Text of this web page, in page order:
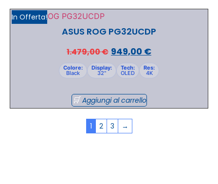
In Offerta!
ASUS ROG PG32UCDP
1.479,00€ 949,00 €
Colore:
Black
Display:
32"
Tech:
OLED
Res:
4K
Aggiungi al carrello
1 2 3 →